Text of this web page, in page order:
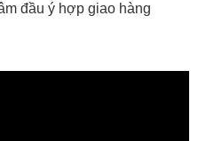
đầu ý hợp giao hàng